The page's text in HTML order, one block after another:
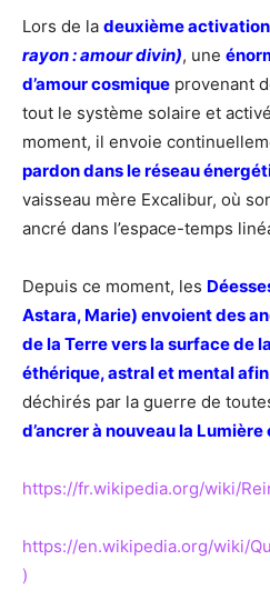
Lors de la deuxième activation
rayon : amour divin), une
d’amour cosmique provenant
tout le système solaire et
moment, il envoie
pardon dans le réseau
vaisseau mère Excalibur, où
ancré dans l’espace-temps
Depuis ce moment, les
Astara, Marie) envoient des
de la Terre vers la surface de
éthérique, astral et mental
déchirés par la guerre de
d’ancrer à nouveau la Lumière
https://fr.wikipedia.org/wiki/
https://en.wikipedia.org/wiki/
)